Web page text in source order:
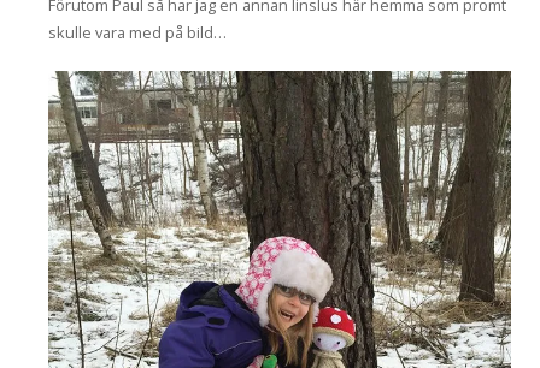
Förutom Paul så har jag en annan linslus här hemma som promt
skulle vara med på bild…